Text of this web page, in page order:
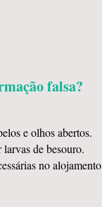
falsa?
e olhos abertos.
de besouro.
no alojamento